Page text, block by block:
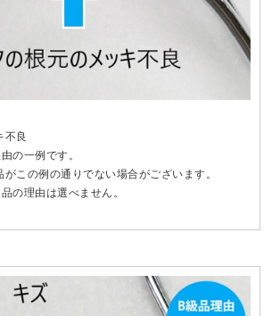
不良
の一例です。
この例の通りでない場合がございます。
の理由は選べません。